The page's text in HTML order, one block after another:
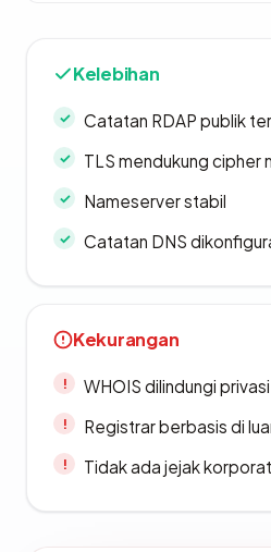
Kelebihan
Catatan RDAP publik
TLS mendukung cipher
Nameserver stabil
Catatan DNS
Kekurangan
WHOIS dilindungi privasi
Registrar berbasis di
Tidak ada jejak